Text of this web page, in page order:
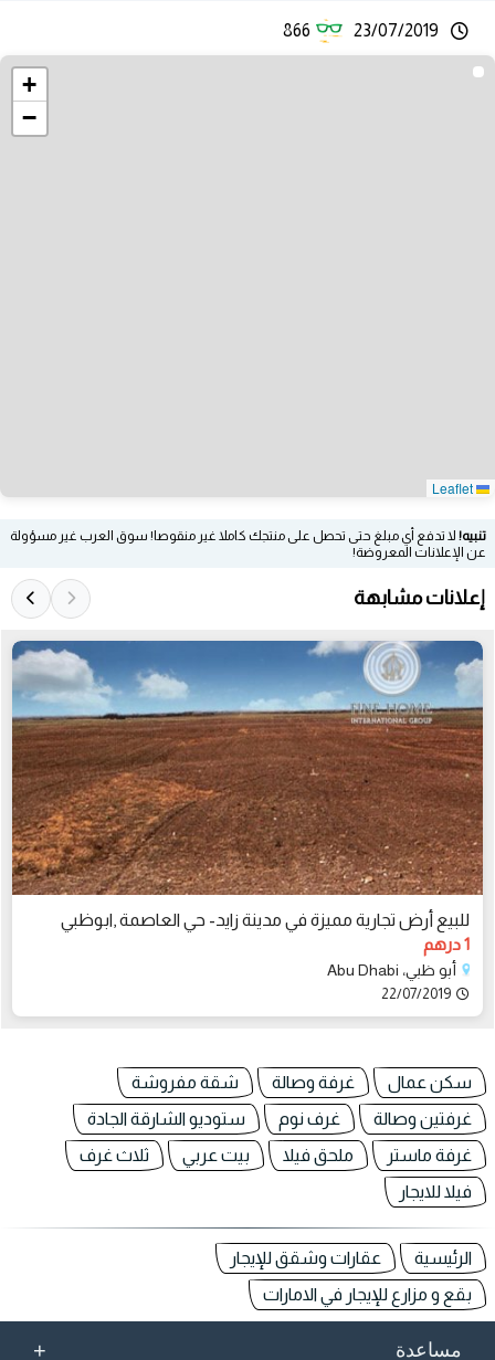
23/07/2019
866
+
−
تنبيه! لا تدفع أي مبلغ حتى تحصل على منتجك كاملا غير منقوصا! سوق العرب غير مسؤولة
عن الإعلانات المعروضة!
إعلانات مشابهة
للبيع أرض تجارية مميزة في مدينة زايد- حي العاصمة ,ابوظبي
1 درهم
أبو ظبي، Abu Dhabi
22/07/2019
سكن عمال غرفة وصالة
شقة مفروشة
غرفتين وصالة
غرف نوم
ستوديو الشارقة الجادة
غرفة ماستر
ملحق فيلا بيت عربي
ثلاث غرف
فيلا للايجار
الرئيسية
عقارات وشقق للإيجار
بقع و مزارع للإيجار في الامارات
مساعدة +